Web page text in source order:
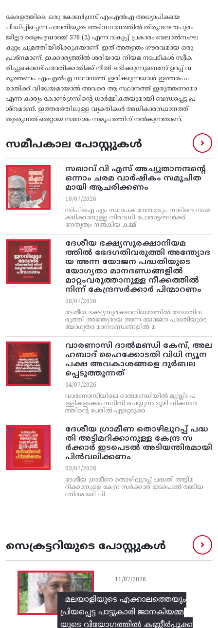
കേരളത്തിലെ ഒരു കോണ്‍ഗ്രസ് എംഎല്‍എ അധ്യാപികയെ
പീഡിപ്പിച്ചെന്ന പരാതിയുടെ അടിസ്ഥാനത്തില്‍ തിരുവനന്തപുരം
ജില്ലാ ക്രൈംബ്രാഞ്ച്‌ 376 (2) എന്ന വകുപ്പ്‌ പ്രകാരം ബലാല്‍സംഘ
കുറ്റം ചുമത്തിയിരിക്കുകയാണ്‌. ഇത്‌ അത്യന്തം ഗൗരവമായ ഒരു
പ്രശ്‌നമാണ്‌. ഇക്കാര്യത്തില്‍ ശരിയായ നിയമ നടപടികള്‍ സ്വീക
രിച്ചുകൊണ്ട്‌ പരാതിക്കാരിക്ക്‌ നീതി ലഭിക്കുന്നുണ്ടെന്ന്‌ ഉറപ്പ്‌ വ
രുത്തണം. എംഎല്‍എ സ്ഥാനത്ത്‌ ഇരിക്കുന്നയാള്‍ ഇത്തരം പ
രാതിക്ക്‌ വിധേയമായാല്‍ അവരെ ആ സ്ഥാനത്ത്‌ ഇരുത്തണമോ
എന്ന കാര്യം കോണ്‍ഗ്രസിന്റെ ധാര്‍മ്മികതയുമായി ബന്ധപ്പെട്ട പ്ര
ശ്‌നമാണ്‌. ഇത്തരത്തിലുള്ള വ്യക്തികള്‍ അധികാരസ്ഥാനത്ത്‌
തുടരുന്നത്‌ തെറ്റായ സന്ദേശം സമൂഹത്തിന്‌ നല്‍കുന്നതാണ്.
സമീപകാല പോസ്റ്റുകൾ
സഖാവ് വി എസ്‌ അച്യുതാനന്ദന്റെ
ഒന്നാം ചരമ വാര്‍ഷികം സമുചിത
മായി ആചരിക്കണം
10/07/2026
സിപിഐ എം സ്ഥാപക നേതാവും, നാടിനെ സംര
ക്ഷിക്കാനുള്ള നിരവധി പോരാട്ടങ്ങള്‍ക്ക്‌
നേതൃത്വം നല്‍കിയ കമ്മ്
ദേശീയ ഭക്ഷ്യസുരക്ഷാനിയമ
ത്തിൽ ഭേദഗതിവരുത്തി അന്ത്യോദ
യ അന്ന യോജന പദ്ധതിയുടെ
യോഗ്യതാ മാനദണ്ഡങ്ങളിൽ
മാറ്റംവരുത്താനുള്ള നീക്കത്തിൽ
നിന്ന്‌ കേന്ദ്രസർക്കാർ പിന്മാറണം
08/07/2026
ദേശീയ ഭക്ഷ്യസുരക്ഷാനിയമത്തിൽ ഭേദഗതിവ
രുത്തി അന്ത്യോദയ അന്ന യോജന പദ്ധതിയുടെ
യോഗ്യതാ മാനദണ്ഡങ്ങളിൽ മ
വാരണാസി ദാൽമണ്ഡി കേസ്, അല
ഹബാദ് ഹൈക്കോടതി വിധി ന്യൂന
പക്ഷ അവകാശങ്ങളെ ദുർബല
പ്പെടുത്തുന്നത്
04/07/2026
വാരണാസിയിലെ ദാൽമണ്ഡിയിൽ മുസ്ലിം പ
ള്ളികളടക്കം സ്ഥിതി ചെയ്യുന്ന ഭൂമി വികസന
ത്തിന്റെ പേരിൽ ഏറ്റെടുക്ക
ദേശീയ ഗ്രാമീണ തൊഴിലുറപ്പ്‌ പദ്ധ
തി അട്ടിമറിക്കാനുള്ള കേന്ദ്ര സ
ര്‍ക്കാര്‍ ഇടപെടല്‍ അടിയന്തിരമായി
പിന്‍വലിക്കണം
03/07/2026
ദേശീയ ഗ്രാമീണ തൊഴിലുറപ്പ്‌ പദ്ധതി അട്ടിമ
റിക്കാനുള്ള കേന്ദ്ര സര്‍ക്കാര്‍ ഇടപെടല്‍ അടിയ
ന്തിരമായി പി
സെക്രട്ടറിയുടെ പോസ്റ്റുകൾ
മലയാളിയുടെ എക്കാലത്തെയും
പ്രിയപ്പെട്ട പാട്ടുകാരി ജാനകിയമ്മ
യുടെ വിയോഗത്തിൽ കണ്ണീർപ്പൂക്ക
11/07/2026